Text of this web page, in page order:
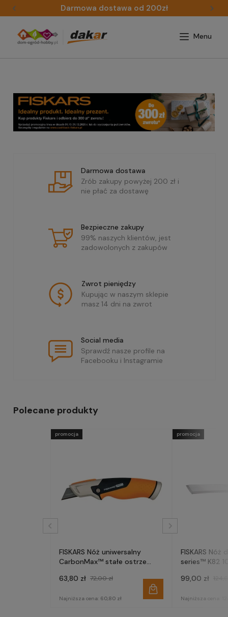
Darmowa dostawa od 200zł
Darmowa dostawa
Zrób zakupy powyżej 200 zł i
nie płać za dostawę
Bezpieczne zakupy
99% naszych klientów, jest
zadowolonych z zakupów
Zwrot pieniędzy
Kupując w naszym sklepie
masz 14 dni na zwrot
Social media
Sprawdź nasze profile na
Facebooku i Instagramie
Polecane produkty
FISKARS Nóż uniwersalny
CarbonMax™ stałe ostrze
63,80 zł 72,00 zł
Najniższa cena: 60,80 zł
promocja
FISKARS
series™ K82
99,00 zł
Najniższa cena:
promocja